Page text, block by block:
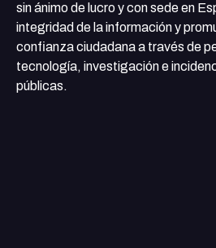
sin ánimo de lucro y con sede en
integridad de la información y
confianza ciudadana a través de
tecnología, investigación e
públicas.